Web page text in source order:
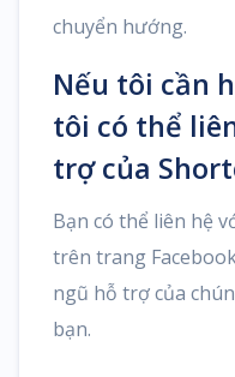
chuyển hướng.
Nếu tôi cần
tôi có thể
trợ của
Bạn có thể liên hệ
trên trang
ngũ hỗ trợ của
bạn.